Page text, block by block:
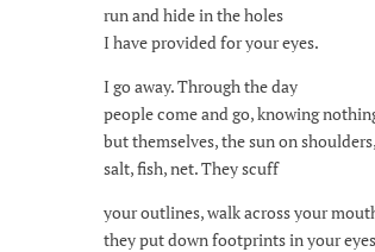
run and hide in the holes
I have provided for your eyes.
I go away. Through the day
people come and go, knowing
but themselves, the sun on shoulders,
salt, fish, net. They scuff
your outlines, walk across your
they put down footprints in your